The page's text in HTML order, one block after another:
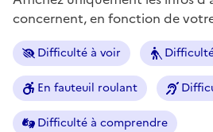
concernent, en fonction de
Difficulté à voir
En fauteuil roulant
Difficulté à comprendre